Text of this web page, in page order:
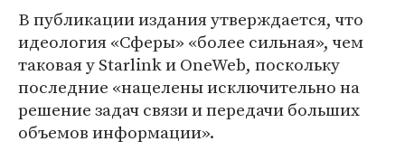
В публикации издания утверждается, что
идеология «Сферы» «более сильная», чем
таковая у Starlink и OneWeb, поскольку
последние «нацелены исключительно на
решение задач связи и передачи больших
объемов информации».